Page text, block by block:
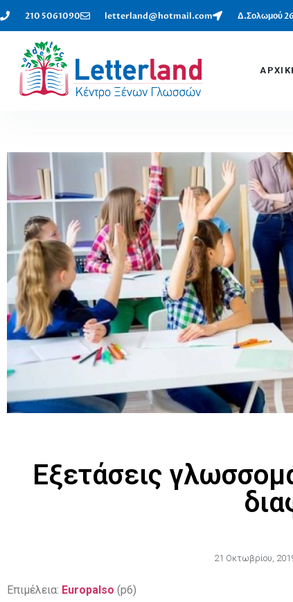
210 5061090 letterland@hotmail.com Δ.Σολωμού
Εξετάσεις
21 Οκτωβρίου,
Επιμέλεια: Europalso (p6)